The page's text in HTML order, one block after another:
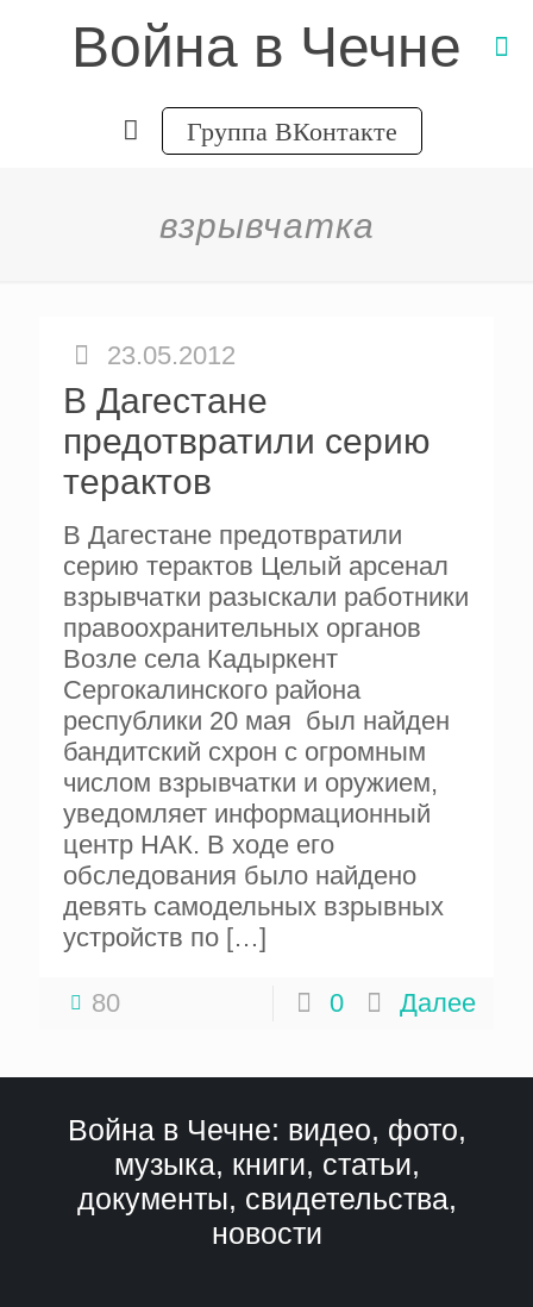
Война в Чечне
Группа ВКонтакте
взрывчатка
23.05.2012
В Дагестане
предотвратили серию
терактов
В Дагестане предотвратили
серию терактов Целый арсенал
взрывчатки разыскали работники
правоохранительных органов
Возле села Кадыркент
Сергокалинского района
республики 20 мая был найден
бандитский схрон с огромным
числом взрывчатки и оружием,
уведомляет информационный
центр НАК. В ходе его
обследования было найдено
девять самодельных взрывных
устройств по […]
80 0 Далее
Война в Чечне: видео, фото,
музыка, книги, статьи,
документы, свидетельства,
новости